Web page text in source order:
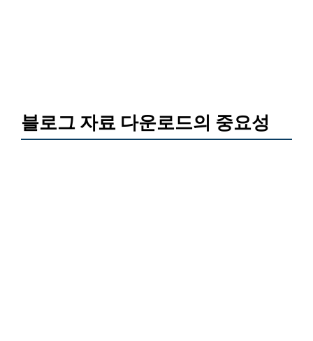
블로그 자료 다운로드의 중요성